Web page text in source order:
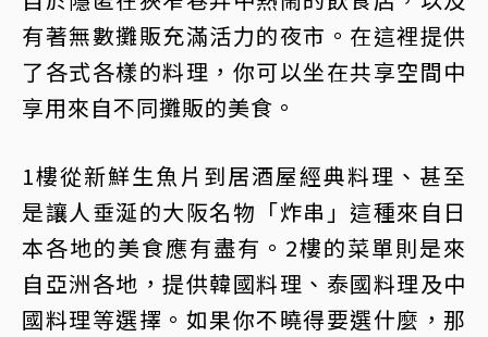
有著無數攤販充滿活力的夜市。在這裡提供
了各式各樣的料理，你可以坐在共享空間中
享用來自不同攤販的美食。
1樓從新鮮生魚片到居酒屋經典料理、甚至
是讓人垂涎的大阪名物「炸串」這種來自日
本各地的美食應有盡有。2樓的菜單則是來
自亞洲各地，提供韓國料理、泰國料理及中
國料理等選擇。如果你不曉得要選什麼，那